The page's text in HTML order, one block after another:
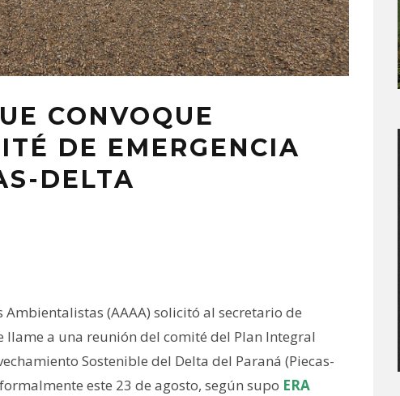
CONVOQUE
DE EMERGENCIA
DELTA
(AAAA) solicitó al secretario de
llame a una reunión del comité del Plan Integral
Sostenible del Delta del Paraná (Piecas-
este 23 de agosto, según supo ERA